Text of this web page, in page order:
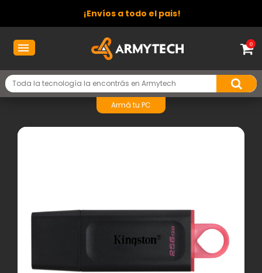
¡Envíos a todo el pais!
0
Armá tu PC